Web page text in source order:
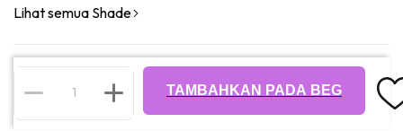
Lihat semua Shade
TAMBAHKAN PADA BEG